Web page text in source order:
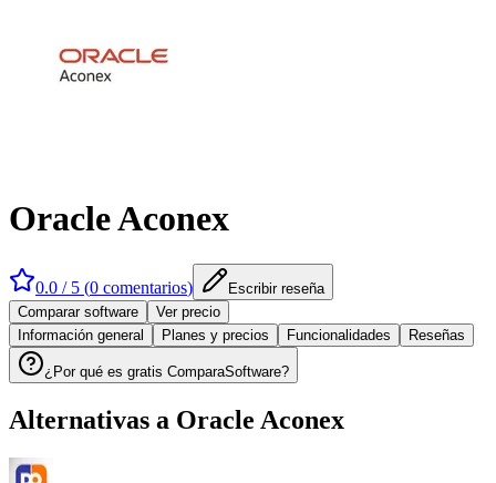
Oracle Aconex
0.0 / 5 (0 comentarios)
Escribir reseña
Comparar software
Ver precio
Información general
Planes y precios Funcionalidades Reseñas
¿Por qué es gratis ComparaSoftware?
Alternativas a Oracle Aconex